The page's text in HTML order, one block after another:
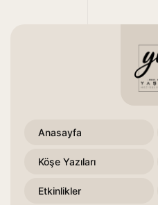
Anasayfa
Köşe Yazıları
Etkinlikler